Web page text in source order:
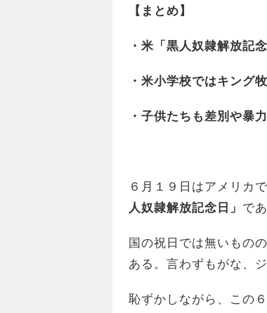
【まとめ】
・米「黒人奴隷解放記
・米小学校ではキング
・子供たちも差別や暴
６月１９日はアメリカ
人奴隷解放記念日」 で
国の祝日では無いもの
ある。言わずもがな、
恥ずかしながら、この